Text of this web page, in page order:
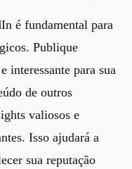
é fundamental para
Publique
interessante para sua
de outros
valiosos e
Isso ajudará a
sua reputação